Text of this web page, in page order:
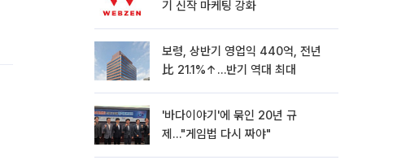
기 신작 마케팅 강화
보령, 상반기 영업익 440억, 전년
比 21.1%↑…반기 역대 최대
'바다이야기'에 묶인 20년 규
제…"게임법 다시 짜야"